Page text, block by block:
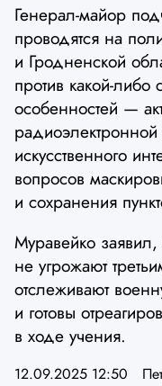
Генерал-майор
проводятся на
и Гродненской
против какой-
особенностей —
искусственного
вопросов
и сохранения
Муравейко
не угрожают
отслеживают
и готовы
в ходе учения.
12.09.2025 12:50